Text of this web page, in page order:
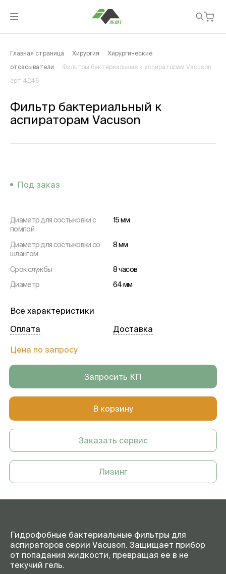
Главная страница Хирургия Хирургические
отсасыватели Фильтры бактериальные к аспираторам Vacuson
арт.4246
Фильтр бактериальный к
аспираторам Vacuson
Под заказ
Диаметр для состыковки с
помпой
15 мм
Диаметр для состыковки со
шлангом
8 мм
Срок службы
8 часов
Диаметр
64 мм
Все характеристики
Цена по запросу
Оплата Доставка
Запросить КП
В корзину
Заказать сервис
Лизинг
Гидрофобные бактериальные фильтры для
аспираторов серии Vacuson. Защищает прибор
от попадания жидкости, превращая ее в не
текучий гель.